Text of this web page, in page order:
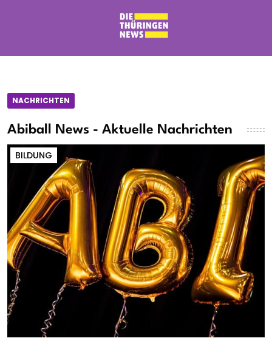
NACHRICHTEN
Abiball News - Aktuelle Nachrichten
BILDUNG